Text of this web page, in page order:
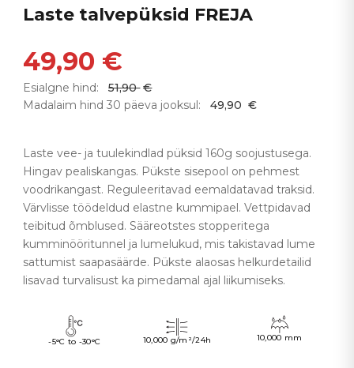
Laste talvepüksid FREJA
49,90 €
Esialgne hind: 51,90 €
Madalaim hind 30 päeva jooksul:
49,90 €
Laste vee- ja tuulekindlad püksid 160g soojustusega.
Hingav pealiskangas. Pükste sisepool on pehmest
voodrikangast. Reguleeritavad eemaldatavad traksid.
Värvlisse töödeldud elastne kummipael. Vettpidavad
teibitud õmblused. Sääreotstes stopperitega
kumminööritunnel ja lumelukud, mis takistavad lume
sattumist saapasäärde. Pükste alaosas helkurdetailid
lisavad turvalisust ka pimedamal ajal liikumiseks.
-5°C to -30°C 10,000 g/m²/24h 10,000 mm